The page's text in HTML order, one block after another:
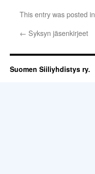
This entry was posted in
← Syksyn jäsenkirjeet
Suomen Siiliyhdistys ry.